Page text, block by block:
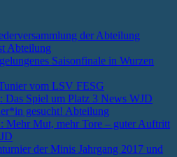
der Abteilung
Abteilung
Saisonfinale in Wurzen
vom LSV FESG
Das Spiel um Platz 3 News WJD
gesucht! Abteilung
Mehr Mut, mehr Tore – guter Auftritt
der Minis Jahrgang 2017 und